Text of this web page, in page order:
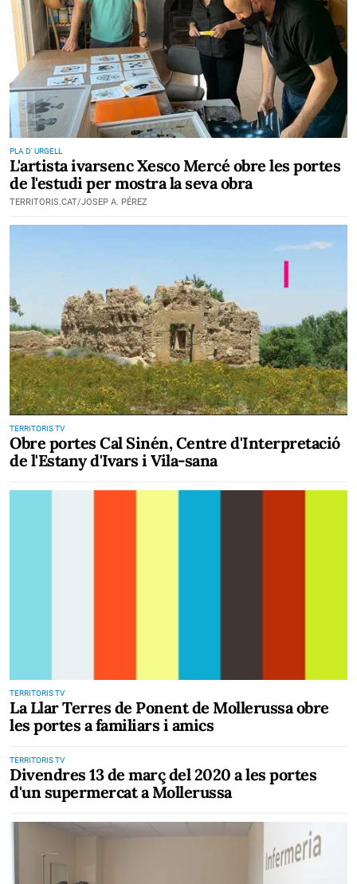
PLA D' URGELL
L'artista ivarsenc Xesco Mercé obre les portes
de l'estudi per mostra la seva obra
TERRITORIS.CAT/JOSEP A. PÉREZ
TERRITORIS TV
Obre portes Cal Sinén, Centre d'Interpretació
de l'Estany d'Ivars i Vila-sana
TERRITORIS TV
La Llar Terres de Ponent de Mollerussa obre
les portes a familiars i amics
TERRITORIS TV
Divendres 13 de març del 2020 a les portes
d'un supermercat a Mollerussa